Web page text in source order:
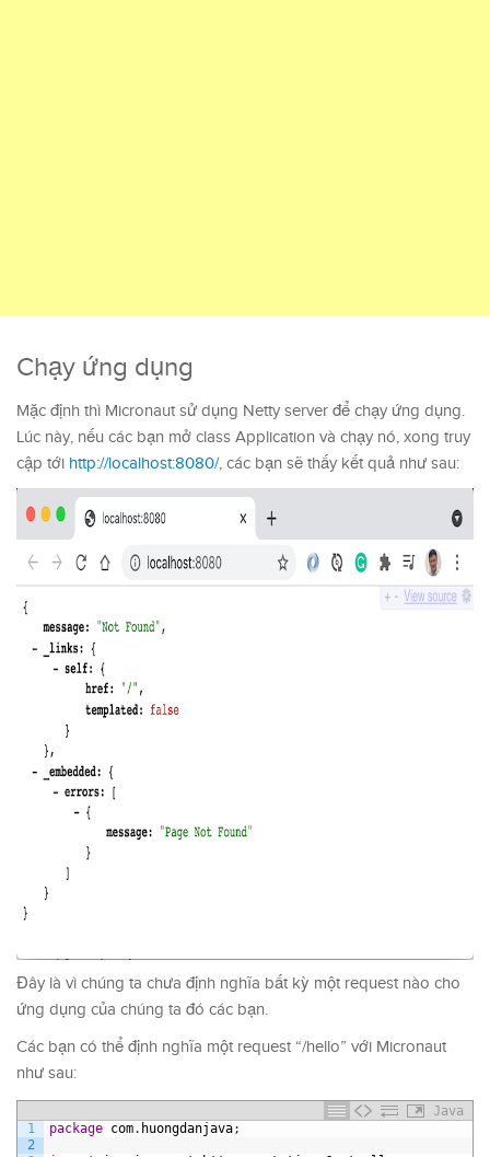
Chạy ứng dụng
Mặc định thì Micronaut sử dụng Netty server để chạy ứng dụng.
Lúc này, nếu các bạn mở class Application và chạy nó, xong truy
cập tới http://localhost:8080/, các bạn sẽ thấy kết quả như sau:
Đây là vì chúng ta chưa định nghĩa bất kỳ một request nào cho
ứng dụng của chúng ta đó các bạn.
Các bạn có thể định nghĩa một request “/hello” với Micronaut
như sau:
Java
1
2
package com. huongdanjava;